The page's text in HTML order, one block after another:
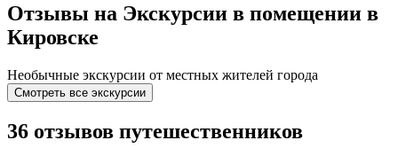
Отзывы на Экскурсии в помещении в
Кировске
Необычные экскурсии от местных жителей города
Смотреть все экскурсии
36 отзывов путешественников